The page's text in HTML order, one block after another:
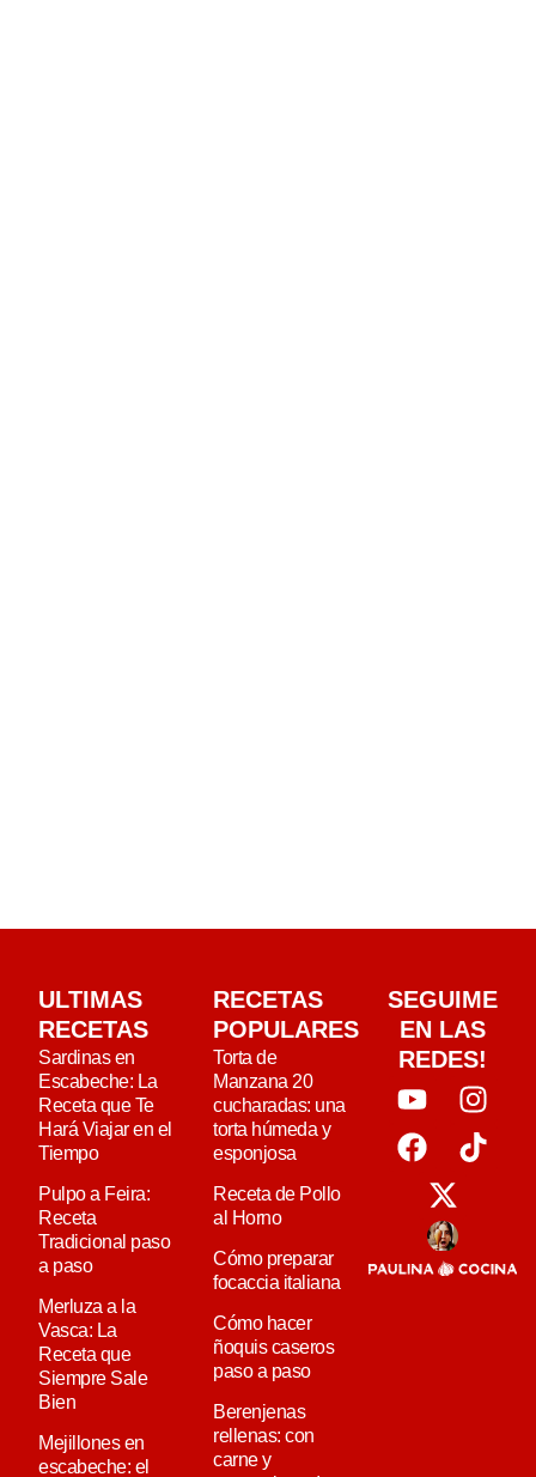
ULTIMAS
RECETAS
Sardinas en
Escabeche: La
Receta que Te
Hará Viajar en el
Tiempo
Pulpo a Feira:
Receta
Tradicional paso
a paso
Merluza a la
Vasca: La
Receta que
Siempre Sale
Bien
Mejillones en
escabeche: el
RECETAS
POPULARES
Torta de
Manzana 20
cucharadas: una
torta húmeda y
esponjosa
Receta de Pollo
al Horno
Cómo preparar
focaccia italiana
Cómo hacer
ñoquis caseros
paso a paso
Berenjenas
rellenas: con
carne y
SEGUIME
EN LAS
REDES!